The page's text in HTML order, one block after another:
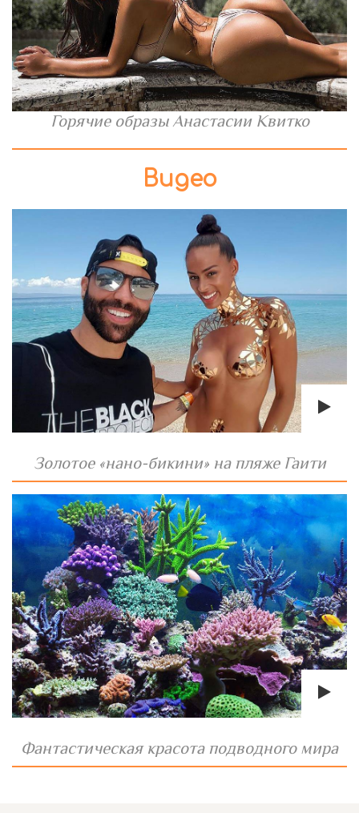
Горячие образы Анастасии Квитко
Видео
Золотое «нано-бикини» на пляже Гаити
Фантастическая красота подводного мира